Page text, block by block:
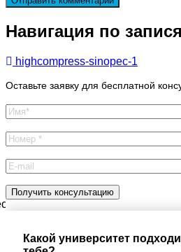
Навигация по
highcompress-sinopec-1
Оставьте заявку для бесплатной
Какой университет
консультацию